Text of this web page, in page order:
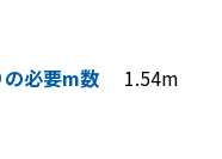
必要m数 1.54m